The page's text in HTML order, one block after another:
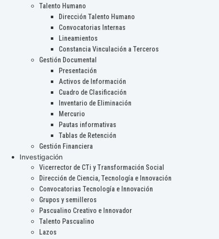
Talento Humano
Dirección Talento Humano
Convocatorias Internas
Lineamientos
Constancia Vinculación a Terceros
Gestión Documental
Presentación
Activos de Información
Cuadro de Clasificación
Inventario de Eliminación
Mercurio
Pautas informativas
Tablas de Retención
Gestión Financiera
Investigación
Vicerrector de CTi y Transformación Social
Dirección de Ciencia, Tecnología e Innovación
Convocatorias Tecnología e Innovación
Grupos y semilleros
Pascualino Creativo e Innovador
Talento Pascualino
Lazos